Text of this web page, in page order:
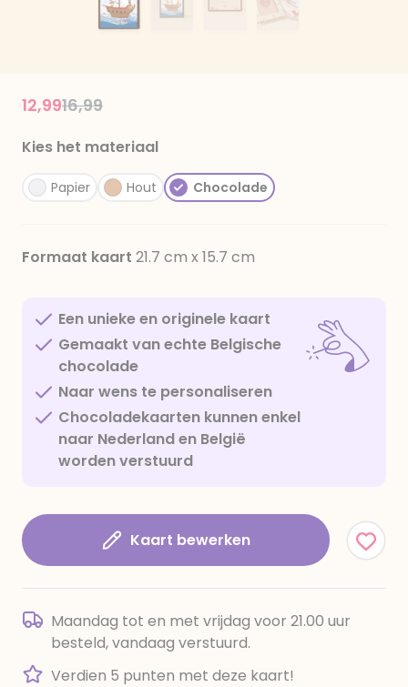
Price reduced from
16,99to
12,99
Kies het materiaal
Papier Hout Chocolade
Formaat kaart 21.7 cm x 15.7 cm
Een unieke en originele kaart
Gemaakt van echte Belgische
chocolade
Naar wens te personaliseren
Chocoladekaarten kunnen enkel
naar Nederland en België
worden verstuurd
Kaart bewerken
Maandag tot en met vrijdag voor 21.00 uur
besteld, vandaag verstuurd.
Verdien 5 punten met deze kaart!